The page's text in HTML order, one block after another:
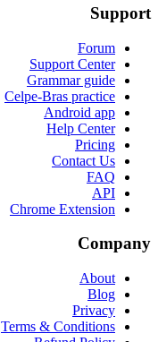
Support
Forum
Support Center
Grammar guide
Celpe-Bras practice
Android app
Help Center
Pricing
Contact Us
FAQ
API
Chrome Extension
Company
About
Blog
Privacy
Terms & Conditions